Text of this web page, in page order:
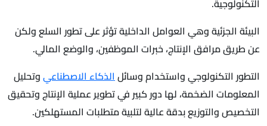
البيئة الجزئية وهي العوامل الداخلية تؤثر على تطور السلع ولكن
عن طريق مرافق الإنتاج، خبرات الموظفين، والوضع المالي.
التطور التكنولوجي واستخدام وسائلالذكاء الاصطناعيوتحليل
المعلومات الضخمة، لها دور كبير في تطوير عملية الإنتاج وتحقيق
التخصيص والتوزيع بدقة عالية لتلبية متطلبات المستهلكين.